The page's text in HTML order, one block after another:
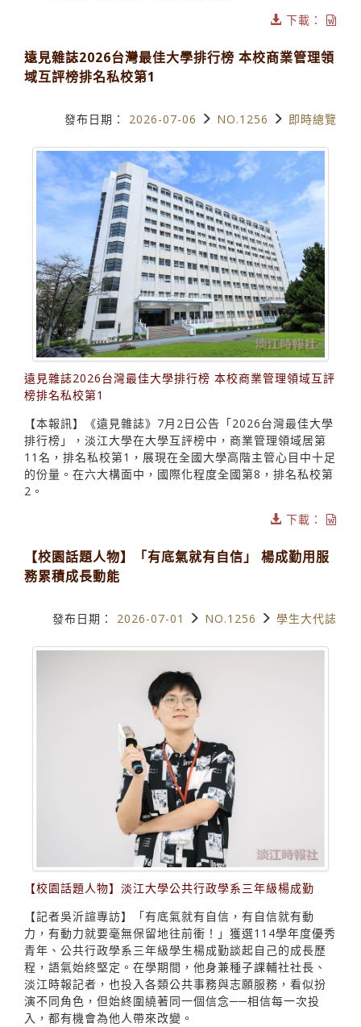
下載：
遠見雜誌2026台灣最佳大學排行榜 本校商業管理領
域互評榜排名私校第1
發布日期： 2026-07-06 NO.1256 即時總覽
遠見雜誌2026台灣最佳大學排行榜 本校商業管理領域互評
榜排名私校第1
【本報訊】《遠見雜誌》7月2日公告「2026台灣最佳大學
排行榜」，淡江大學在大學互評榜中，商業管理領域居第
11名，排名私校第1，展現在全國大學高階主管心目中十足
的份量。在六大構面中，國際化程度全國第8，排名私校第
2。
下載：
【校園話題人物】「有底氣就有自信」 楊成勤用服
務累積成長動能
發布日期： 2026-07-01 NO.1256 學生大代誌
【校園話題人物】淡江大學公共行政學系三年級楊成勤
【記者吳沂諠專訪】「有底氣就有自信，有自信就有動
力，有動力就要毫無保留地往前衝！」獲選114學年度優秀
青年、公共行政學系三年級學生楊成勤談起自己的成長歷
程，語氣始終堅定。在學期間，他身兼種子課輔社社長、
淡江時報記者，也投入各類公共事務與志願服務，看似扮
演不同角色，但始終圍繞著同一個信念──相信每一次投
入，都有機會為他人帶來改變。